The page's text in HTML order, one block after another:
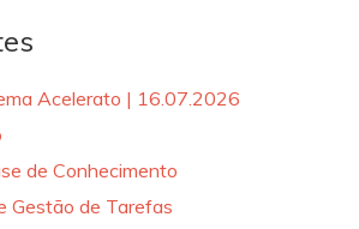
Acelerato | 16.07.2026
de Conhecimento
Gestão de Tarefas